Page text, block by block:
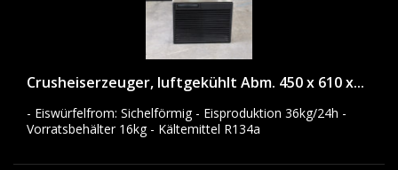
Crusheiserzeuger, luftgekühlt Abm. 450 x 610 x...
- Eiswürfelfrom: Sichelförmig - Eisproduktion 36kg/24h -
Vorratsbehälter 16kg - Kältemittel R134a